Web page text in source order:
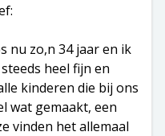
nu zo,n 34 jaar en ik
heel fijn en
kinderen die bij ons
wat gemaakt, een
vinden het allemaal